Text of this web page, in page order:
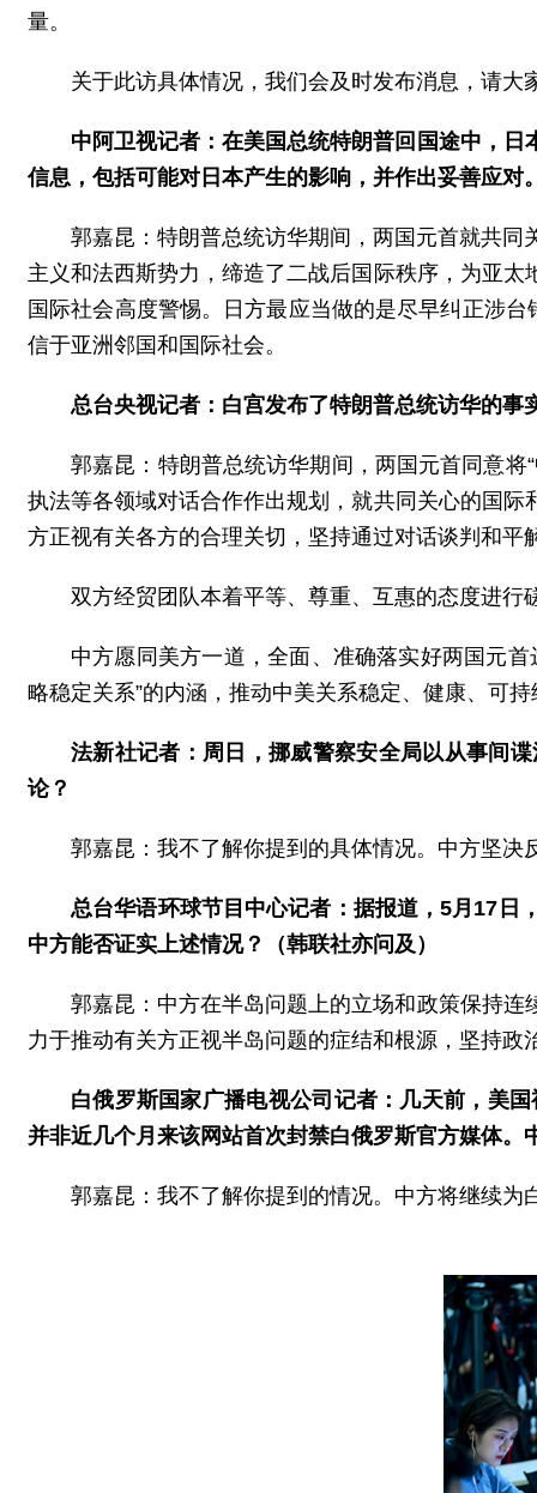
量。
关于此访具体情况，我们会及时发布消息，请大
中阿卫视记者：在美国总统特朗普回国途中，
信息，包括可能对日本产生的影响，并作出妥善应对
郭嘉昆：特朗普总统访华期间，两国元首就共
主义和法西斯势力，缔造了二战后国际秩序，为亚
国际社会高度警惕。日方最应当做的是尽早纠正涉
信于亚洲邻国和国际社会。
总台央视记者：白宫发布了特朗普总统访华的
郭嘉昆：特朗普总统访华期间，两国元首同意
执法等各领域对话合作作出规划，就共同关心的国
方正视有关各方的合理关切，坚持通过对话谈判和平
双方经贸团队本着平等、尊重、互惠的态度进
中方愿同美方一道，全面、准确落实好两国元
略稳定关系”的内涵，推动中美关系稳定、健康、可
法新社记者：周日，挪威警察安全局以从事间
论？
郭嘉昆：我不了解你提到的具体情况。中方坚
总台华语环球节目中心记者：据报道，5月17日
中方能否证实上述情况？（韩联社亦问及）
郭嘉昆：中方在半岛问题上的立场和政策保持
力于推动有关方正视半岛问题的症结和根源，坚持
白俄罗斯国家广播电视公司记者：几天前，美
并非近几个月来该网站首次封禁白俄罗斯官方媒体。
郭嘉昆：我不了解你提到的情况。中方将继续